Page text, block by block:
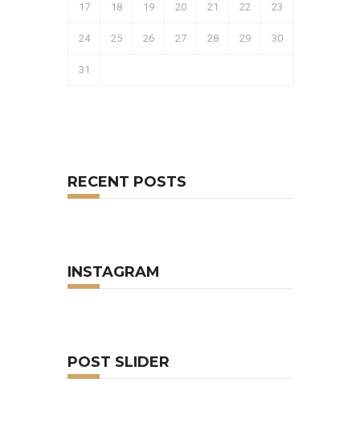
17 18 19 20 21 22 23
24 25 26 27 28 29 30
31
RECENT POSTS
INSTAGRAM
POST SLIDER